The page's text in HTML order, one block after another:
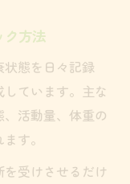
ク方法
態を日々記録
ています。主な
活動量、体重の
す。
受けさせるだけ